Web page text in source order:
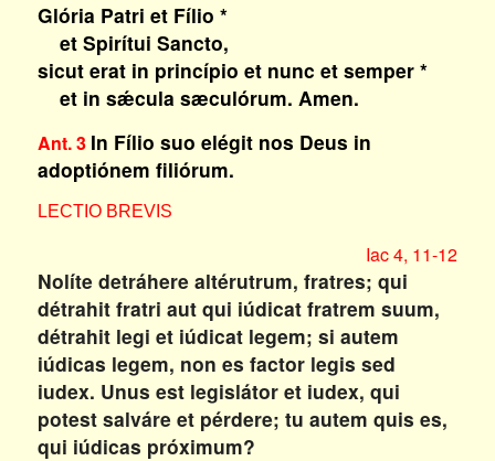
Glória Patri et Fílio *
et Spirítui Sancto,
sicut erat in princípio et nunc et semper *
et in sǽcula sæculórum. Amen.
Ant. 3 In Fílio suo elégit nos Deus in
adoptiónem filiórum.
LECTIO BREVIS
Iac 4, 11-12
Nolíte detráhere altérutrum, fratres; qui
détrahit fratri aut qui iúdicat fratrem suum,
détrahit legi et iúdicat legem; si autem
iúdicas legem, non es factor legis sed
iudex. Unus est legislátor et iudex, qui
potest salváre et pérdere; tu autem quis es,
qui iúdicas próximum?